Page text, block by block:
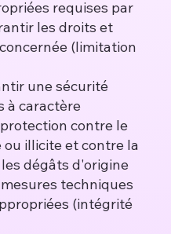
requises par
les droits et
(limitation
une sécurité
à caractère
contre le
illicite et contre la
dégâts d'origine
techniques
(intégrité